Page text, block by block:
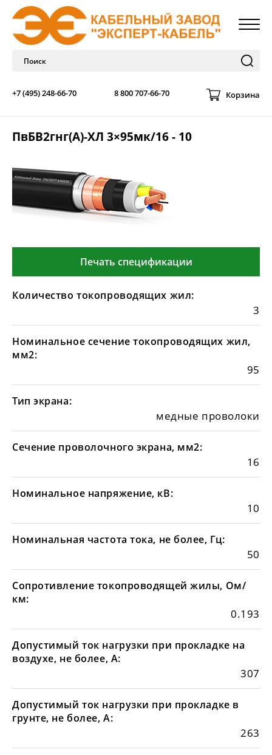
+7 (495) 248-66-70 8 800 707-66-70 Корзина
ПвБВ2гнг(А)-ХЛ 3×95мк/16 - 10
Печать спецификации
Количество токопроводящих жил:
3
Номинальное сечение токопроводящих жил,
мм2:
95
Тип экрана:
медные проволоки
Сечение проволочного экрана, мм2:
16
Номинальное напряжение, кВ:
10
Номинальная частота тока, не более, Гц:
50
Сопротивление токопроводящей жилы, Ом/
км:
0.193
Допустимый ток нагрузки при прокладке на
воздухе, не более, А:
307
Допустимый ток нагрузки при прокладке в
грунте, не более, А:
263